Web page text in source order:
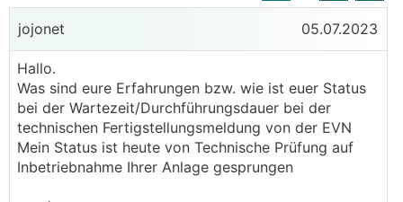
jojonet 05.07.2023
Hallo.
Was sind eure Erfahrungen bzw. wie ist euer Status
bei der Wartezeit/Durchführungsdauer bei der
technischen Fertigstellungsmeldung von der EVN
Mein Status ist heute von Technische Prüfung auf
Inbetriebnahme Ihrer Anlage gesprungen